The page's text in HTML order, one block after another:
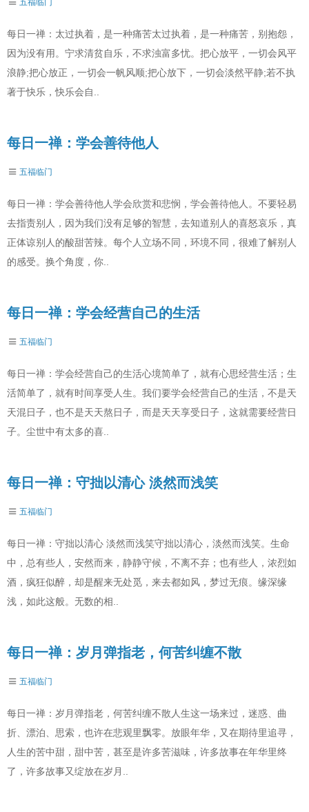
每日一禅：太过执着，是一种痛苦太过执着，是一种痛苦，别抱怨，
因为没有用。宁求清贫自乐，不求浊富多忧。把心放平，一切会风平
浪静;把心放正，一切会一帆风顺;把心放下，一切会淡然平静;若不执
著于快乐，快乐会自..
每日一禅：学会善待他人
五福临门
每日一禅：学会善待他人学会欣赏和悲悯，学会善待他人。不要轻易
去指责别人，因为我们没有足够的智慧，去知道别人的喜怒哀乐，真
正体谅别人的酸甜苦辣。每个人立场不同，环境不同，很难了解别人
的感受。换个角度，你..
每日一禅：学会经营自己的生活
五福临门
每日一禅：学会经营自己的生活心境简单了，就有心思经营生活；生
活简单了，就有时间享受人生。我们要学会经营自己的生活，不是天
天混日子，也不是天天熬日子，而是天天享受日子，这就需要经营日
子。尘世中有太多的喜..
每日一禅：守拙以清心 淡然而浅笑
五福临门
每日一禅：守拙以清心 淡然而浅笑守拙以清心，淡然而浅笑。生命
中，总有些人，安然而来，静静守候，不离不弃；也有些人，浓烈如
酒，疯狂似醉，却是醒来无处觅，来去都如风，梦过无痕。缘深缘
浅，如此这般。无数的相..
每日一禅：岁月弹指老，何苦纠缠不散
五福临门
每日一禅：岁月弹指老，何苦纠缠不散人生这一场来过，迷惑、曲
折、漂泊、思索，也许在悲观里飘零。放眼年华，又在期待里追寻，
人生的苦中甜，甜中苦，甚至是许多苦滋味，许多故事在年华里终
了，许多故事又绽放在岁月..